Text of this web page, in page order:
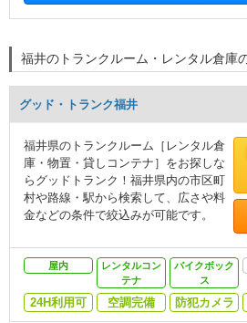
福井のトランクルーム・レンタル倉庫
グッド・トランク福井
福井県のトランクルーム［レンタル倉
庫・物置・貸しコンテナ］をお探しな
らグッドトランク！福井県内の市区町
村や路線・駅から検索して、広さや料
金などの条件で絞込みが可能です。
屋内
レンタルコン
テナ
バイクボック
ス
24H利用可 空調完備 防犯カメラ